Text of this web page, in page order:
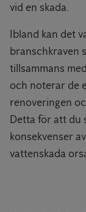
vid en skada.
Ibland kan det
branschkraven
tillsammans
och noterar de
renoveringen
Detta för att du
konsekvenser
vattenskada